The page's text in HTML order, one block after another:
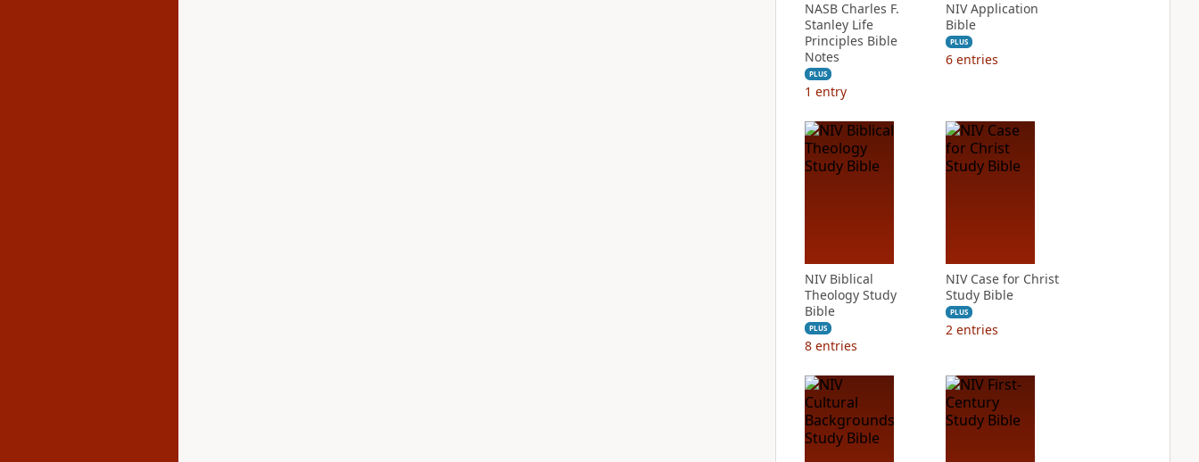
NASB Charles F.
Stanley Life
Principles Bible
Notes
PLUS
1 entry
NIV Application
Bible
PLUS
6 entries
NIV Biblical
Theology Study
Bible
PLUS
8 entries
NIV Case for Christ
Study Bible
PLUS
2 entries